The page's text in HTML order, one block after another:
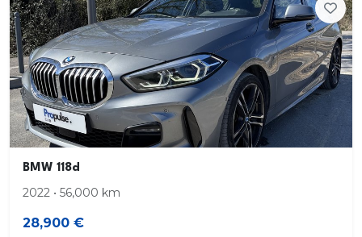
Appel d'Urgence Intelligent (durée de vie de la
voiture)
Apps véhicule (3 ans)
Appuistête et ceintures de sécurité 3 points à
toutes les places
Banquette AR rabattable 60/40
BMW 118d
2022 • 56,000 km
28,900 €